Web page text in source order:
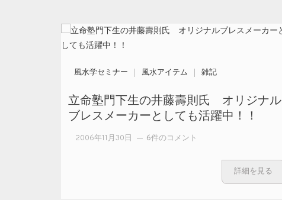
風水学セミナー 風水アイテム 雑記
立命塾門下生の井藤壽則氏 オリジナル
ブレスメーカーとしても活躍中！！
2006年11月30日
立命塾門下生
6件のコメント
詳細を見る